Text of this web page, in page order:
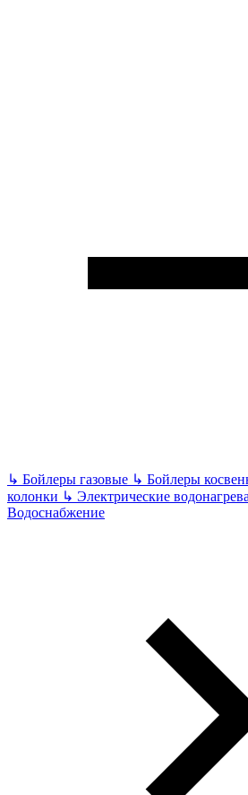
↳ Бойлеры газовые ↳ Бойлеры
колонки ↳ Электрические
Водоснабжение